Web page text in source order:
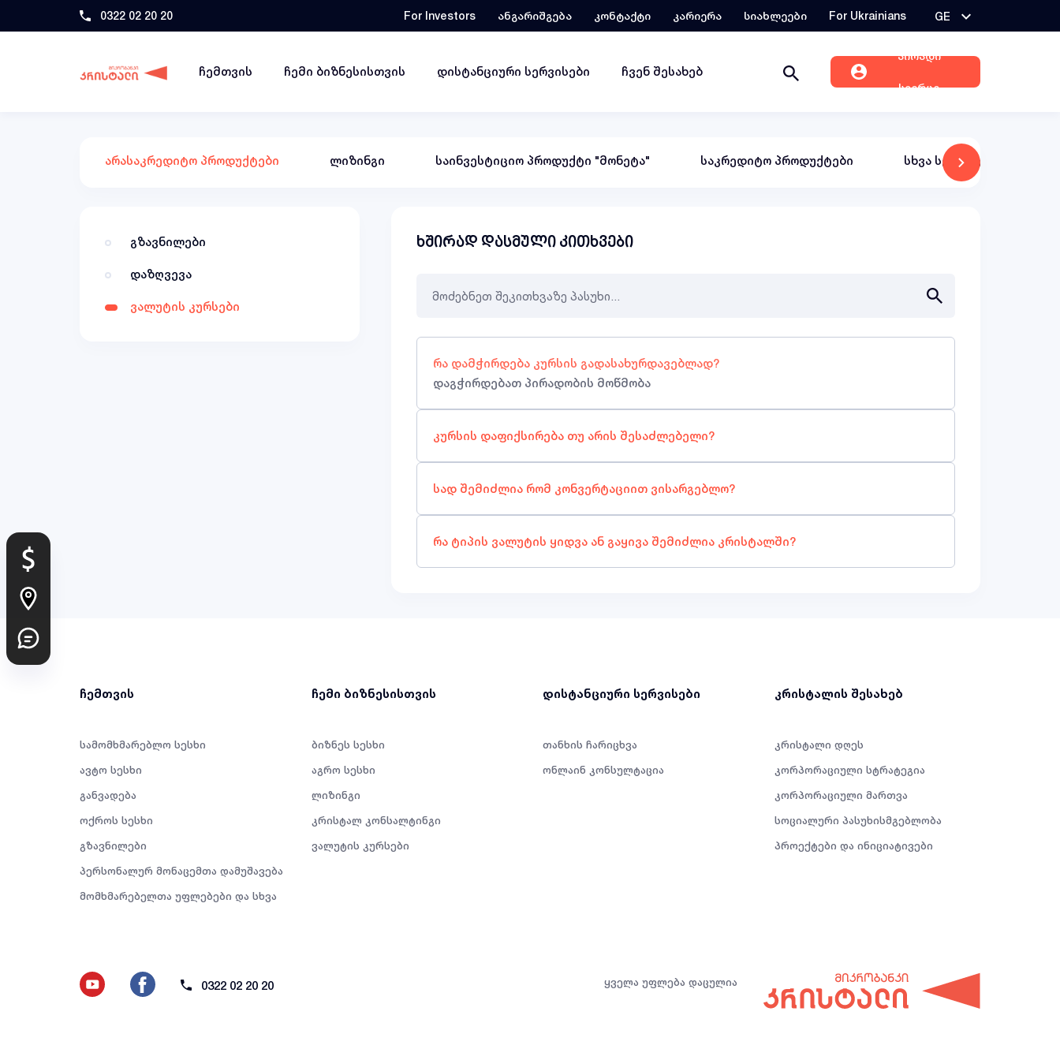
0322 02 20 20 For Investors ანგარიშგება კონტაქტი კარიერა სიახლეები For Ukrainians GE
ჩემთვის ჩემი ბიზნესისთვის დისტანციური სერვისები ჩვენ შესახებ
პირადი
სივრცე
არასაკრედიტო პროდუქტები ლიზინგი საინვესტიციო პროდუქტი "მონეტა" საკრედიტო პროდუქტები სხვა სერვისები
გზავნილები
დაზღვევა
ვალუტის კურსები
ხშირად დასმული კითხვები
რა დამჭირდება კურსის გადასახურდავებლად?
დაგჭირდებათ პირადობის მოწმობა
კურსის დაფიქსირება თუ არის შესაძლებელი?
სად შემიძლია რომ კონვერტაციით ვისარგებლო?
რა ტიპის ვალუტის ყიდვა ან გაყივა შემიძლია კრისტალში?
ჩემთვის
სამომხმარებლო სესხი
ავტო სესხი
განვადება
ოქროს სესხი
გზავნილები
პერსონალურ მონაცემთა დამუშავება
მომხმარებელთა უფლებები და სხვა
ჩემი ბიზნესისთვის
ბიზნეს სესხი
აგრო სესხი
ლიზინგი
კრისტალ კონსალტინგი
ვალუტის კურსები
დისტანციური სერვისები
თანხის ჩარიცხვა
ონლაინ კონსულტაცია
კრისტალის შესახებ
კრისტალი დღეს
კორპორაციული სტრატეგია
კორპორაციული მართვა
სოციალური პასუხისმგებლობა
პროექტები და ინიციატივები
0322 02 20 20 ყველა უფლება დაცულია